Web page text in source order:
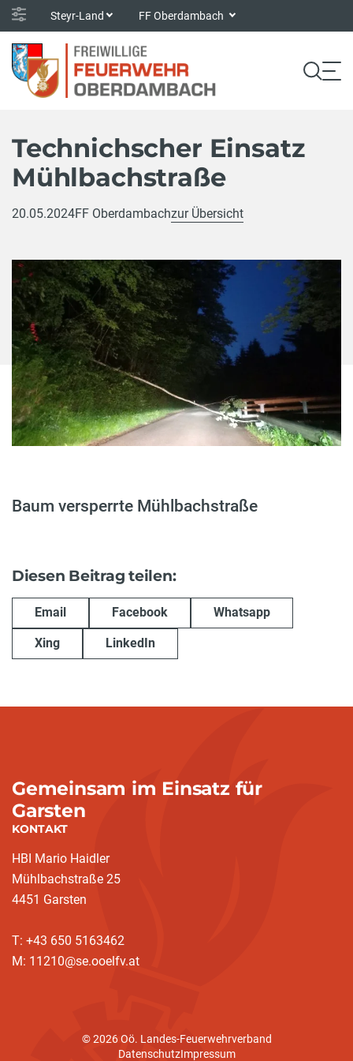
Steyr-Land FF Oberdambach
Technichscher Einsatz
Mühlbachstraße
20.05.2024FF Oberdambachzur Übersicht
Baum versperrte Mühlbachstraße
Diesen Beitrag teilen:
Email Facebook Whatsapp
Xing LinkedIn
Gemeinsam im Einsatz für
Garsten
KONTAKT
HBI Mario Haidler
Mühlbachstraße 25
4451 Garsten
T: +43 650 5163462
M: 11210@se.ooelfv.at
© 2026 Oö. Landes-Feuerwehrverband
DatenschutzImpressum